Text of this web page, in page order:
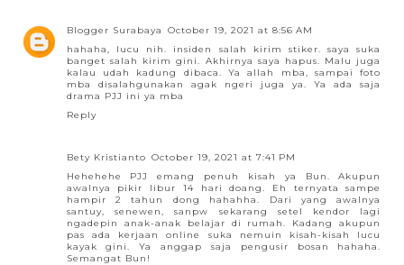
Blogger Surabaya
October 19, 2021 at 8:56 AM
hahaha, lucu nih. insiden salah kirim stiker. saya suka
banget salah kirim gini. Akhirnya saya hapus. Malu juga
kalau udah kadung dibaca. Ya allah mba, sampai foto
mba disalahgunakan agak ngeri juga ya. Ya ada saja
drama PJJ ini ya mba
Reply
Bety Kristianto October 19, 2021 at 7:41 PM
Hehehehe PJJ emang penuh kisah ya Bun. Akupun
awalnya pikir libur 14 hari doang. Eh ternyata sampe
hampir 2 tahun dong hahahha. Dari yang awalnya
santuy, senewen, sanpw sekarang setel kendor lagi
ngadepin anak-anak belajar di rumah. Kadang akupun
pas ada kerjaan online suka nemuin kisah-kisah lucu
kayak gini. Ya anggap saja pengusir bosan hahaha.
Semangat Bun!